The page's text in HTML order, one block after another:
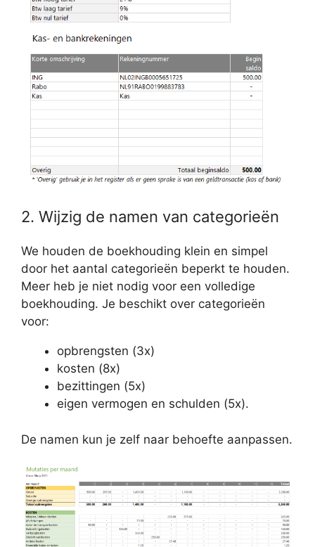
2. Wijzig de namen van categorieën
We houden de boekhouding klein en simpel
door het aantal categorieën beperkt te houden.
Meer heb je niet nodig voor een volledige
boekhouding. Je beschikt over categorieën
voor:
opbrengsten (3x)
kosten (8x)
bezittingen (5x)
eigen vermogen en schulden (5x).
De namen kun je zelf naar behoefte aanpassen.